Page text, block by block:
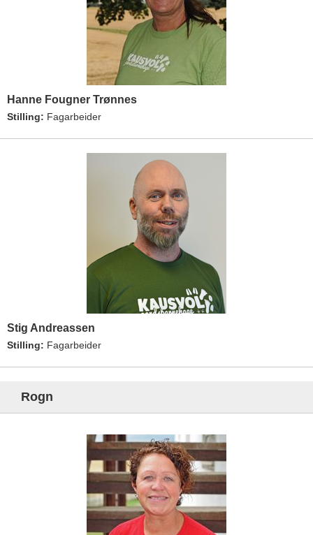
Hanne Fougner Trønnes
Stilling: Fagarbeider
Stig Andreassen
Stilling: Fagarbeider
Rogn